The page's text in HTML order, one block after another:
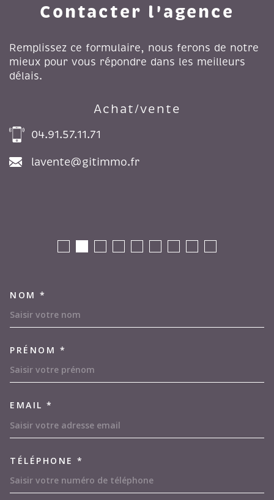
Contacter l'agence
Remplissez ce formulaire, nous ferons de notre
mieux pour vous répondre dans les meilleurs
délais.
Achat/vente
04.91.57.11.71
lavente@gitimmo.fr
NOM *
PRÉNOM *
EMAIL *
TÉLÉPHONE *